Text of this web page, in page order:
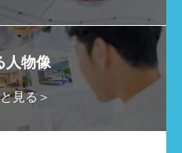
人物像
見る＞